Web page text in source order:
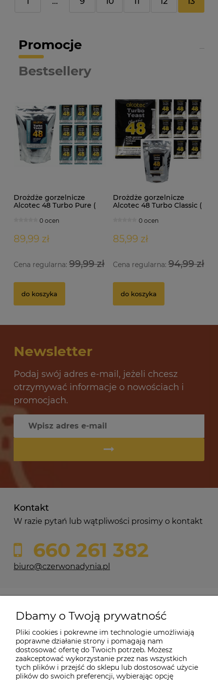
Promocje
Bestsellery
Drożdże gorzelnicze
Alcotec 48 Turbo Pure (
0 ocen
89,99 zł
Cena regularna: 99,99 zł
do koszyka
Drożdże gorzelnicze
Alcotec 48 Turbo Classic (
0 ocen
85,99 zł
Cena regularna:94,99 zł
do koszyka
10,85 zł
do koszyka
Newsletter
Podaj swój adres e-mail, jeżeli chcesz
otrzymywać informacje o nowościach i
promocjach.
Kontakt
W razie pytań lub wątpliwości prosimy o kontakt
660 261 382
biuro@czerwonadynia.pl
Moje konto
O firmie
Dbamy o Twoją prywatność
Pliki cookies i pokrewne im technologie umożliwiają
poprawne działanie strony i pomagają nam
dostosować ofertę do Twoich potrzeb. Możesz
zaakceptować wykorzystanie przez nas wszystkich
tych plików i przejść do sklepu lub dostosować użycie
plików do swoich preferencji, wybierając opcję